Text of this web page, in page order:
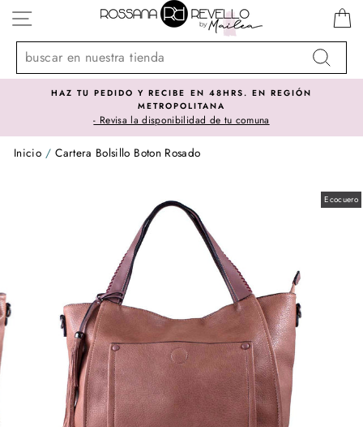
directamente
contenido
NAVEGACIÓN
Buscar
HAZ TU PEDIDO Y RECIBE EN 48HRS. EN REGIÓN
METROPOLITANA
- Revisa la disponibilidad de tu comuna
Inicio / Cartera Bolsillo Boton Rosado
Ecocuero